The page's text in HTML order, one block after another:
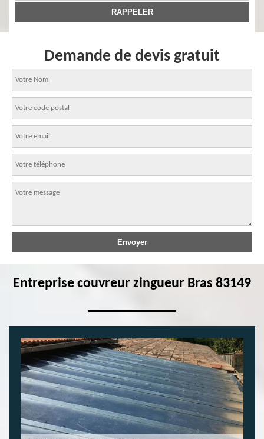
Demande de devis gratuit
Entreprise couvreur zingueur Bras 83149